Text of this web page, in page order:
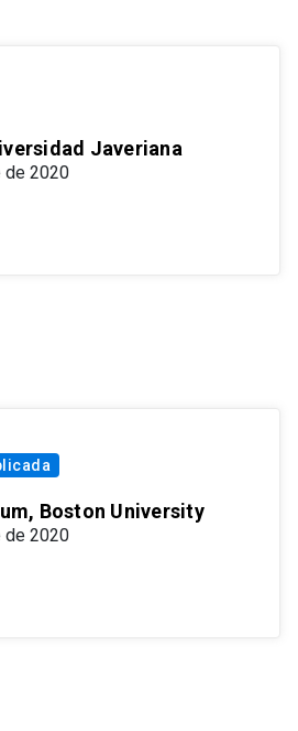
Javeriana
de 2020
Boston University
de 2020